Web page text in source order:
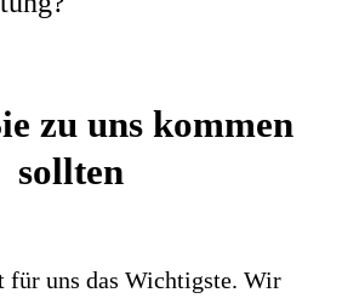
zu uns kommen
sollten
für uns das Wichtigste. Wir